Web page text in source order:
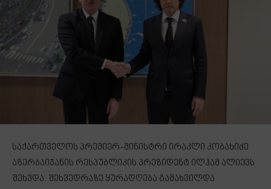
საქართველოს პრემიერ-მინისტრი ირაკლი კობახიძე
აზერბაიჯანის რესპუბლიკის პრეზიდენტ ილჰამ ალიევს
შეხვდა. შეხვედრაზე ყურადღება გამახვილდა